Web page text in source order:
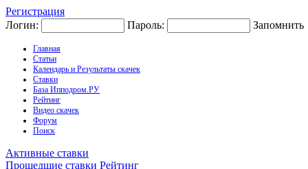
Регистрация
Логин:
Пароль: Запомнить
Главная
Статьи
Календарь и Результаты скачек
Ставки
База Ипподром.РУ
Рейтинг
Видео скачек
Форум
Поиск
Активные ставки
Прошедшие ставки Рейтинг